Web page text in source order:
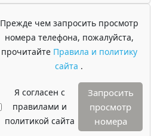
Прежде чем запросить просмотр
номера телефона, пожалуйста,
прочитайте Правила и политику
сайта .
Я согласен с
правилами и
политикой сайта
Запросить
просмотр
номера